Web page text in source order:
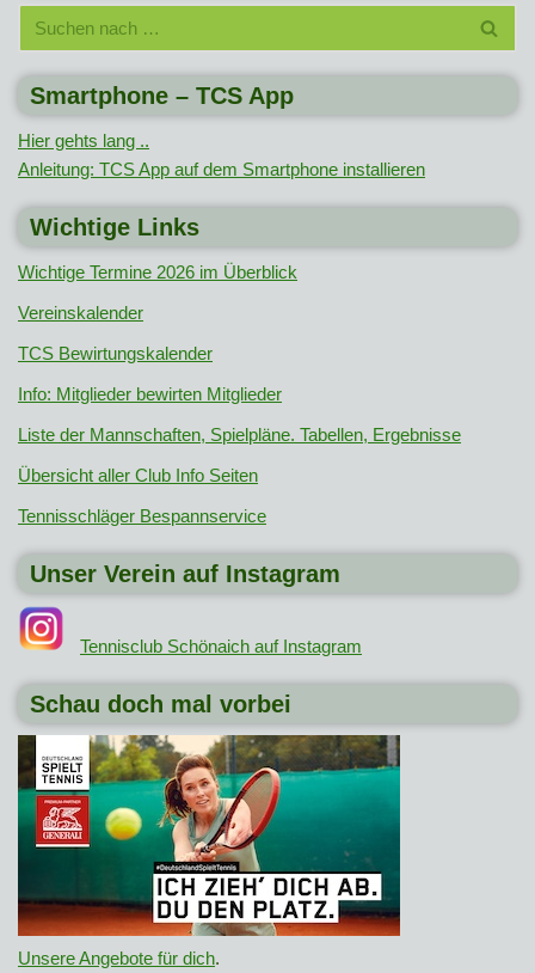
Smartphone – TCS App
Hier gehts lang ..
Anleitung: TCS App auf dem Smartphone installieren
Wichtige Links
Wichtige Termine 2026 im Überblick
Vereinskalender
TCS Bewirtungskalender
Info: Mitglieder bewirten Mitglieder
Liste der Mannschaften, Spielpläne. Tabellen, Ergebnisse
Übersicht aller Club Info Seiten
Tennisschläger Bespannservice
Unser Verein auf Instagram
Tennisclub Schönaich auf Instagram
Schau doch mal vorbei
Unsere Angebote für dich.